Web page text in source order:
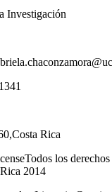
Investigación
Rica
los
2014